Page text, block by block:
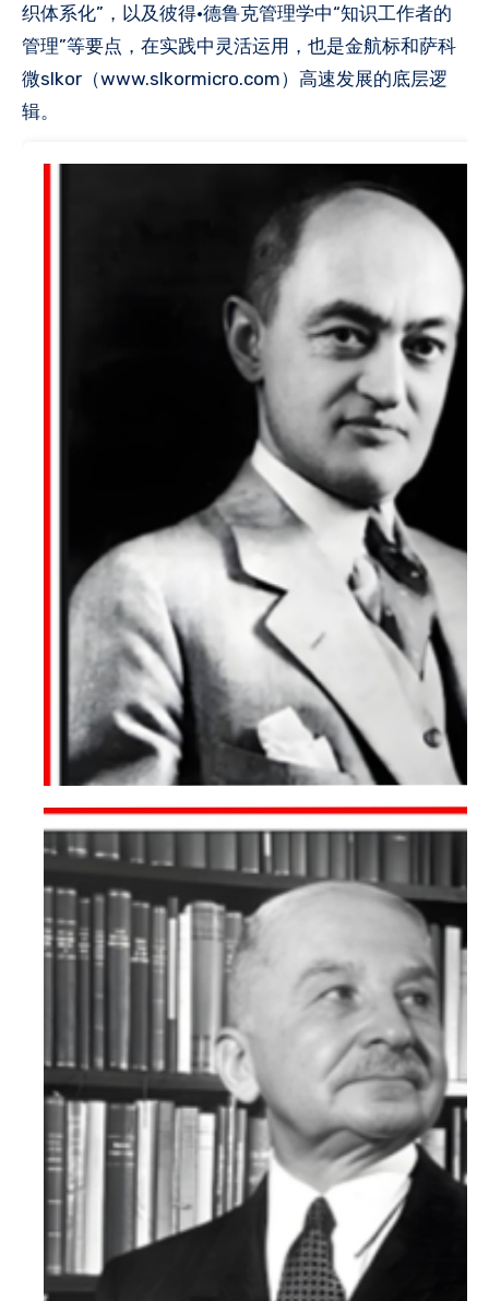
织体系化”，以及彼得•德鲁克管理学中“知识工作者的
管理”等要点，在实践中灵活运用，也是金航标和萨科
微slkor（www.slkormicro.com）高速发展的底层逻
辑。